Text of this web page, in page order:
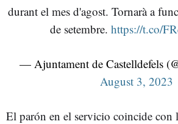
durant el mes d'agost. Tornarà a
de setembre. https://t.co/
— Ajuntament de Castelldefels
August 3, 2023
El parón en el servicio coincide con